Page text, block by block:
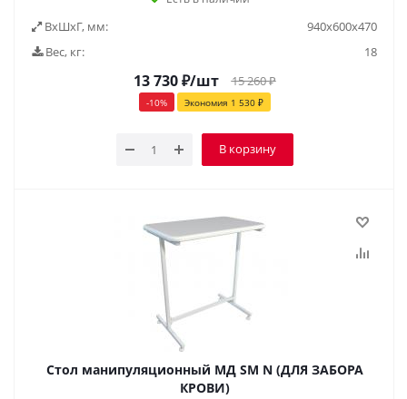
ВxШxГ, мм:
940x600x470
Вес, кг:
18
13 730₽/шт 15 260₽
-10% Экономия 1 530₽
В корзину
Стол манипуляционный МД SM N (ДЛЯ ЗАБОРА
КРОВИ)